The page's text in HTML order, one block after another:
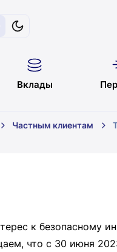
Вклады
Частным клиентам
к безопасному
что с 30 июня